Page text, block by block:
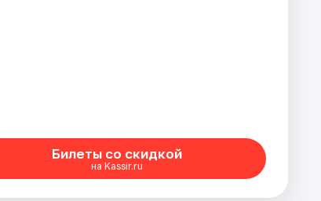
Билеты со скидкой
на Kassir.ru